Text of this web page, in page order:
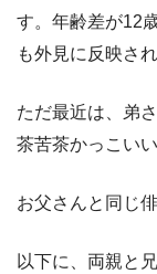
す。年齢差が12
も外見に反映さ
ただ最近は、弟
茶苦茶かっこい
お父さんと同じ
以下に、両親と